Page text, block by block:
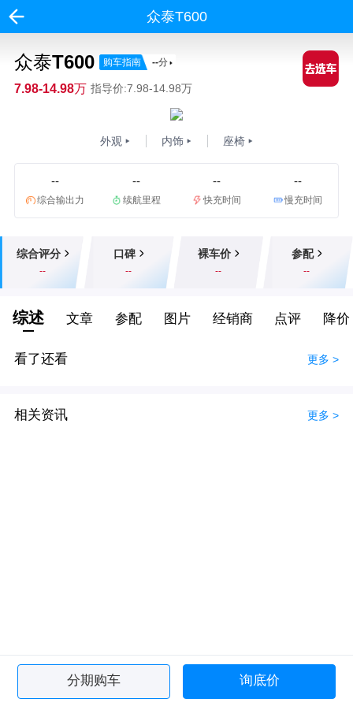
众泰T600
众泰T600 购车指南 --分
7.98-14.98万 指导价:7.98-14.98万
外观 内饰 座椅
--
综合输出力
--
续航里程
--
快充时间
--
慢充时间
综合评分
--
口碑
--
裸车价
--
参配
--
综述 文章 参配 图片 经销商 点评 降价
看了还看 更多 >
相关资讯 更多 >
分期购车 询底价